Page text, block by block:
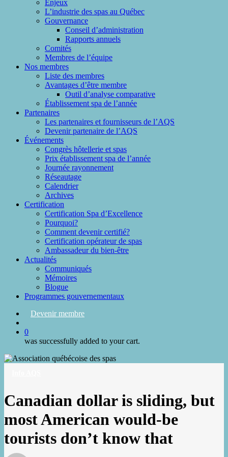
Enjeux
L’industrie des spas au Québec
Gouvernance
Conseil d’administration
Rapports annuels
Comités
Membres de l’équipe
Nos membres
Liste des membres
Avantages d’être membre
Outil d’analyse comparative
Établissement spa de l’année
Partenaires
Les partenaires et fournisseurs de l’AQS
Devenir partenaire de l’AQS
Événements
Congrès hôtellerie et spas
Prix établissement spa de l’année
Journée rayonnement
Réseautage
Calendrier
Archives
Certification
Certification Spa d’Excellence
Pourquoi?
Comment devenir certifié?
Certification opérateur de spas
Ambassadeur du bien-être
Actualités
Communiqués
Mémoires
Blogue
Programmes gouvernementaux
Devenir membre
0
was successfully added to your cart.
Canadian dollar is sliding, but
most American would-be
tourists don’t know that